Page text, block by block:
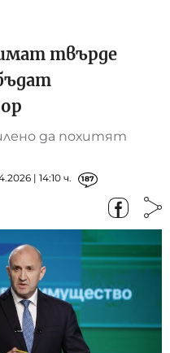
твърде
да похитят
| 14:10 ч. 187